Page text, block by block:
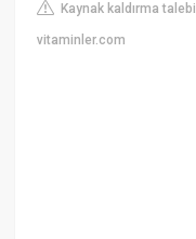
Kaynak kaldırma talebi
vitaminler.com